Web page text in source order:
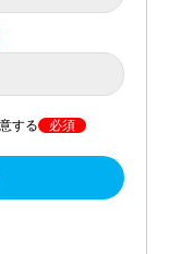
する 必須